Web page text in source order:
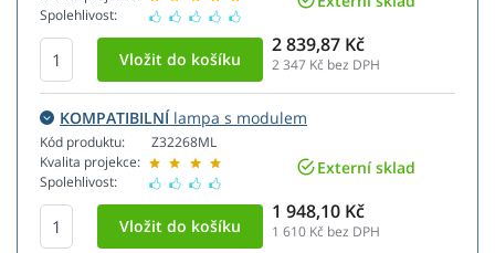
Spolehlivost:
2 839,87 Kč
2 347 Kč bez DPH
KOMPATIBILNÍlampa s modulem
Kód produktu:
Kvalita projekce:
Spolehlivost:
Z32268ML
Externí sklad
1 948,10 Kč
1 610 Kč bez DPH